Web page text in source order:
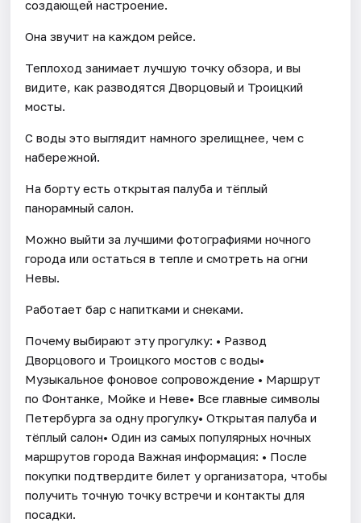
создающей настроение.
Она звучит на каждом рейсе.
Теплоход занимает лучшую точку обзора, и вы
видите, как разводятся Дворцовый и Троицкий
мосты.
С воды это выглядит намного зрелищнее, чем с
набережной.
На борту есть открытая палуба и тёплый
панорамный салон.
Можно выйти за лучшими фотографиями ночного
города или остаться в тепле и смотреть на огни
Невы.
Работает бар с напитками и снеками.
Почему выбирают эту прогулку: • Развод
Дворцового и Троицкого мостов с воды•
Музыкальное фоновое сопровождение • Маршрут
по Фонтанке, Мойке и Неве• Все главные символы
Петербурга за одну прогулку• Открытая палуба и
тёплый салон• Один из самых популярных ночных
маршрутов города Важная информация: • После
покупки подтвердите билет у организатора, чтобы
получить точную точку встречи и контакты для
посадки.